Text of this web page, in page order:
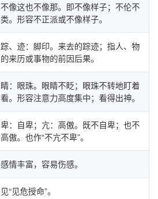
不像这也不像那。即不像样子；不伦不
类。形容不正派或不像样子。
踪、迹：脚印。来去的踪迹；指人、物
的来历或事物的前因后果。
睛：眼珠。眼睛不眨；眼珠不转地盯着
看。形容注意力高度集中；看得出神。
卑：自卑；亢：高傲。既不自卑；也不
高傲。也作“不亢不卑”。
感情丰富，容易伤感。
见“见危授命”。